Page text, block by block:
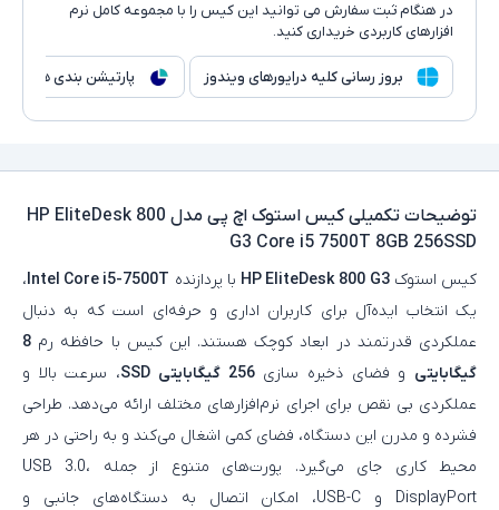
در هنگام ثبت سفارش می توانید این کیس را با مجموعه کامل نرم
افزارهای کاربردی خریداری کنید.
بروز رسانی کلیه درایورهای ویندوز پارتیشن بندی هارد
توضیحات تکمیلی
کیس استوک اچ پی مدل HP EliteDesk 800
G3 Core i5 7500T 8GB 256SSD
کیس استوکHP EliteDesk 800 G3 با پردازنده Intel Core i5-7500T،
یک انتخاب ایده‌آل برای کاربران اداری و حرفه‌ای است که به دنبال
عملکردی قدرتمند در ابعاد کوچک هستند. این کیس با حافظه رم 8
گیگابایتی و فضای ذخیره‌ سازی256 گیگابایتی SSD
، سرعت بالا و
عملکردی بی‌ نقص برای اجرای نرم‌افزارهای مختلف ارائه می‌دهد. طراحی
فشرده و مدرن این دستگاه، فضای کمی اشغال می‌کند و به‌ راحتی در هر
محیط کاری جای می‌گیرد. پورت‌های متنوع از جمله USB 3.0،
DisplayPort و USB-C، امکان اتصال به دستگاه‌های جانبی و